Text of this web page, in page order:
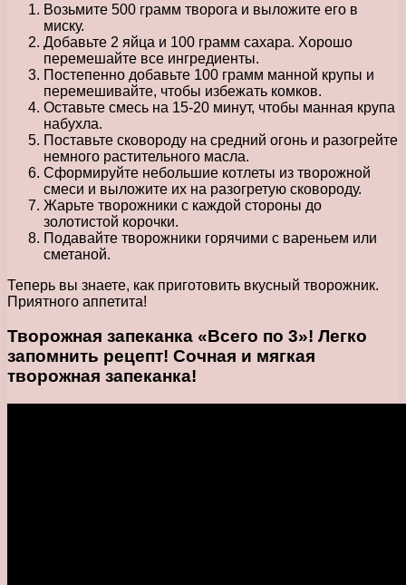
Возьмите 500 грамм творога и выложите его в
миску.
Добавьте 2 яйца и 100 грамм сахара. Хорошо
перемешайте все ингредиенты.
Постепенно добавьте 100 грамм манной крупы и
перемешивайте, чтобы избежать комков.
Оставьте смесь на 15-20 минут, чтобы манная крупа
набухла.
Поставьте сковороду на средний огонь и разогрейте
немного растительного масла.
Сформируйте небольшие котлеты из творожной
смеси и выложите их на разогретую сковороду.
Жарьте творожники с каждой стороны до
золотистой корочки.
Подавайте творожники горячими с вареньем или
сметаной.
Теперь вы знаете, как приготовить вкусный творожник.
Приятного аппетита!
Творожная запеканка «Всего по 3»! Легко
запомнить рецепт! Сочная и мягкая
творожная запеканка!